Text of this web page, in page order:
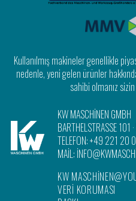
Kullanılmış makineler genellikle
nedenle, yeni gelen ürünler
sahibi olmanız
KW MASCHINEN GMBH
BARTHELSTRASSE 101 ·
TELEFON:+49 221 20
MAIL:
KW
VERI KORUMASI